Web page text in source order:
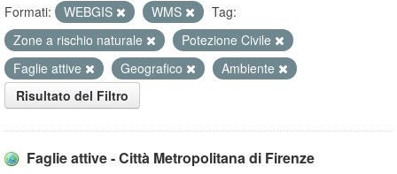
Formati: WEBGIS WMS
Tag:
Zone a rischio naturale
Potezione Civile
Faglie attive
Geografico
Ambiente
Risultato del Filtro
Faglie attive - Città Metropolitana di Firenze